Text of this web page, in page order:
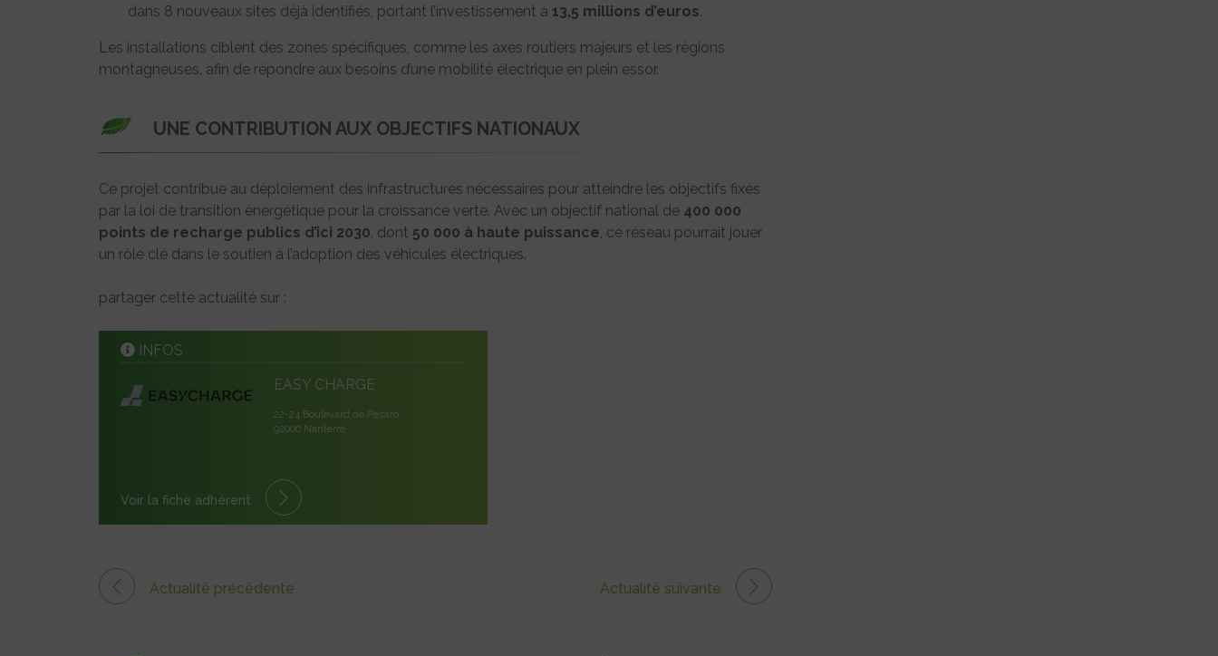
dans 8 nouveaux sites déjà identifiés, portant l’investissement à 13,5 millions d’euros.
Les installations ciblent des zones spécifiques, comme les axes routiers majeurs et les régions
montagneuses, afin de répondre aux besoins d’une mobilité électrique en plein essor.
UNE CONTRIBUTION AUX OBJECTIFS NATIONAUX
Ce projet contribue au déploiement des infrastructures nécessaires pour atteindre les objectifs fixés
par la loi de transition énergétique pour la croissance verte. Avec un objectif national de 400 000
points de recharge publics d’ici 2030, dont 50 000 à haute puissance, ce réseau pourrait jouer
un rôle clé dans le soutien à l’adoption des véhicules électriques.
partager cette actualité sur :
INFOS
EASY CHARGE
22-24 Boulevard de Pesaro
92000 Nanterre
Voir la fiche adhérent
Actualité précédente Actualité suivante